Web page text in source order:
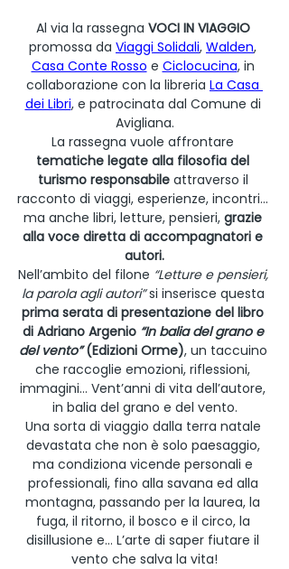
Al via la rassegna VOCI IN VIAGGIO
promossa da Viaggi Solidali, Walden,
Casa Conte Rosso e Ciclocucina, in
collaborazione con la libreria La Casa
dei Libri, e patrocinata dal Comune di
Avigliana.
La rassegna vuole affrontare
tematiche legate alla filosofia del
turismo responsabile attraverso il
racconto di viaggi, esperienze, incontri…
ma anche libri, letture, pensieri, grazie
alla voce diretta di accompagnatori e
autori.
Nell’ambito del filone “Letture e pensieri,
la parola agli autori” si inserisce questa
prima serata di presentazione del libro
di Adriano Argenio “In balia del grano e
del vento” (Edizioni Orme), un taccuino
che raccoglie emozioni, riflessioni,
immagini… Vent’anni di vita dell’autore,
in balia del grano e del vento.
Una sorta di viaggio dalla terra natale
devastata che non è solo paesaggio,
ma condiziona vicende personali e
professionali, fino alla savana ed alla
montagna, passando per la laurea, la
fuga, il ritorno, il bosco e il circo, la
disillusione e… L’arte di saper fiutare il
vento che salva la vita!